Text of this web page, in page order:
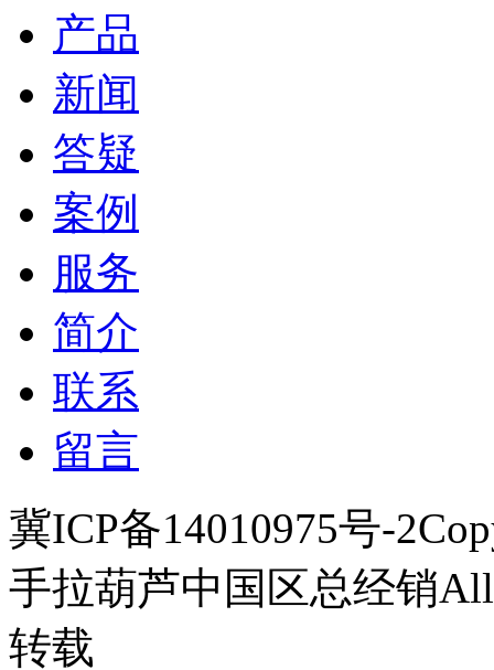
产品
新闻
答疑
案例
服务
简介
联系
留言
冀ICP备14010975号-2
手拉葫芦中国区总经销
转载